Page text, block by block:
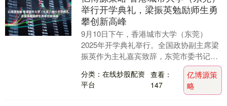
举行开学典礼，梁振英勉励师生勇
攀创新高峰
9月10日下午，香港城市大学（东莞）
2025年开学典礼举行。全国政协副主席梁
振英作为主礼嘉宾致辞，东莞市委书记韦
皓，广东省政协副秘书长伍守荣，东莞市
领导郑国洪、....
分类：在线炒股配资
平台
查看：
147
亿博源策
略